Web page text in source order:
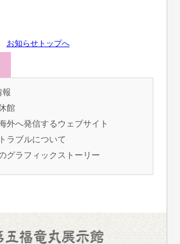
お知らせトップへ
報
館
外へ発信するウェブサイト
ラブルについて
グラフィックストーリー